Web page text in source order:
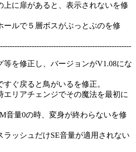
上に扉があると、表示されないを修
ールで５層ボスがぶっとぶのを修
等を修正し、バージョンがV1.08にな
すぐ戻ると鳥がいるを修正。
エリアチェンジでその魔法を最初に
音量0の時、変身が終わらないを修
ラッシュだけSE音量が適用されない